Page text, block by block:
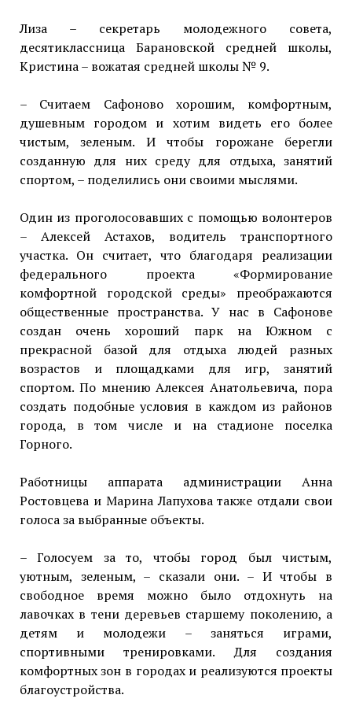
Лиза – секретарь молодежного совета,
десятиклассница Барановской средней школы,
Кристина – вожатая средней школы № 9.
– Считаем Сафоново хорошим, комфортным,
душевным городом и хотим видеть его более
чистым, зеленым. И чтобы горожане берегли
созданную для них среду для отдыха, занятий
спортом, – поделились они своими мыслями.
Один из проголосовавших с помощью волонтеров
– Алексей Астахов, водитель транспортного
участка. Он считает, что благодаря реализации
федерального проекта «Формирование
комфортной городской среды» преображаются
общественные пространства. У нас в Сафонове
создан очень хороший парк на Южном с
прекрасной базой для отдыха людей разных
возрастов и площадками для игр, занятий
спортом. По мнению Алексея Анатольевича, пора
создать подобные условия в каждом из районов
города, в том числе и на стадионе поселка
Горного.
Работницы аппарата администрации Анна
Ростовцева и Марина Лапухова также отдали свои
голоса за выбранные объекты.
– Голосуем за то, чтобы город был чистым,
уютным, зеленым, – сказали они. – И чтобы в
свободное время можно было отдохнуть на
лавочках в тени деревьев старшему поколению, а
детям и молодежи – заняться играми,
спортивными тренировками. Для создания
комфортных зон в городах и реализуются проекты
благоустройства.